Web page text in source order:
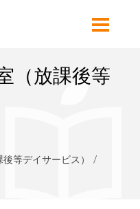
（放課後等
等デイサービス）